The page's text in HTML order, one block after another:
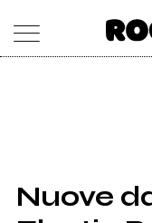
SHOP
Nuove